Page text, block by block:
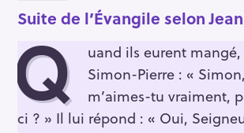
Suite de l’Évangile selon Jean
Q
uand ils eurent mangé,
Simon-Pierre : «
m’aimes-tu vraiment,
ci ? » Il lui répond : « Oui,